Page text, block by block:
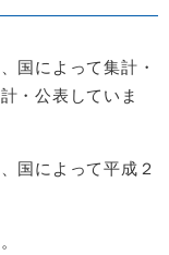
国によって集計・
・公表していま
国によって平成２